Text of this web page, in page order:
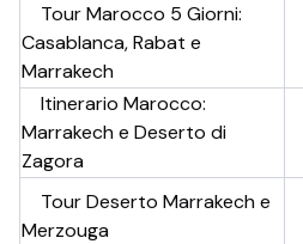
Tour Marocco 5 Giorni:
Casablanca, Rabat e
Marrakech
Itinerario Marocco:
Marrakech e Deserto di
Zagora
Tour Deserto Marrakech e
Merzouga